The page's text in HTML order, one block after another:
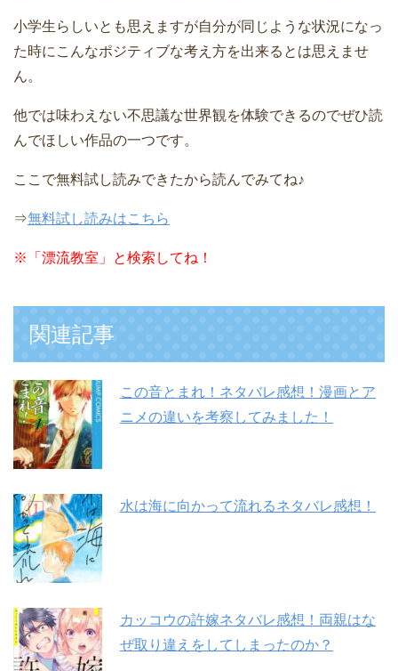
小学生らしいとも思えますが自分が同じような状況になっ
た時にこんなポジティブな考え方を出来るとは思えませ
ん。
他では味わえない不思議な世界観を体験できるのでぜひ読
んでほしい作品の一つです。
ここで無料試し読みできたから読んでみてね♪
⇒無料試し読みはこちら
※ 「漂流教室」と検索してね！
関連記事
この音とまれ！ネタバレ感想！漫画とア
ニメの違いを考察してみました！
水は海に向かって流れるネタバレ感想！
カッコウの許嫁ネタバレ感想！両親はな
ぜ取り違えをしてしまったのか？